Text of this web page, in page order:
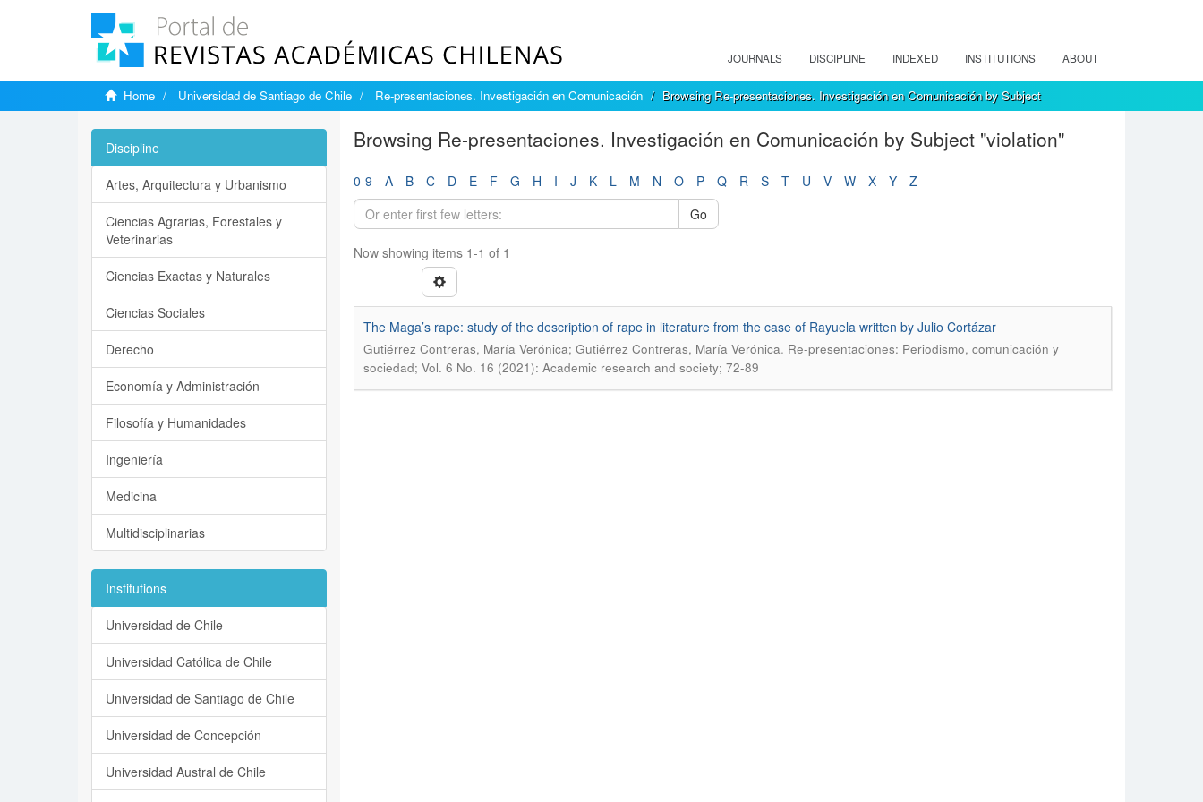
JOURNALS DISCIPLINE INDEXED INSTITUTIONS ABOUT
Home Universidad de Santiago de Chile Re-presentaciones. Investigación en Comunicación Browsing Re-presentaciones. Investigación en Comunicación by Subject
Browsing Re-presentaciones. Investigación en Comunicación by Subject "violation"
0-9 A B C D E F G H I J K L M N O P Q R S T U V W X Y
Z
Go
Now showing items 1-1 of 1
The Maga’s rape: study of the description of rape in literature from the case of Rayuela written by Julio Cortázar
Gutiérrez Contreras, María Verónica; Gutiérrez Contreras, María Verónica. Re-presentaciones: Periodismo, comunicación y
sociedad; Vol. 6 No. 16 (2021): Academic research and society; 72-89
Discipline
Artes, Arquitectura y Urbanismo
Ciencias Agrarias, Forestales y
Veterinarias
Ciencias Exactas y Naturales
Ciencias Sociales
Derecho
Economía y Administración
Filosofía y Humanidades
Ingeniería
Medicina
Multidisciplinarias
Institutions
Universidad de Chile
Universidad Católica de Chile
Universidad de Santiago de Chile
Universidad de Concepción
Universidad Austral de Chile